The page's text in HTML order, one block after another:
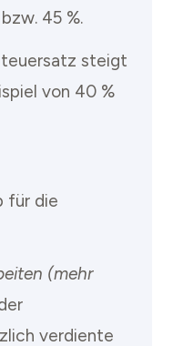
45 %.
steigt
von 40 %
für die
(mehr
verdiente